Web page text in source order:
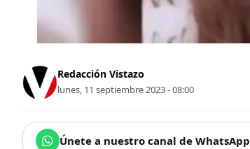
Redacción Vistazo
lunes, 11 septiembre 2023 - 08:00
Únete a nuestro canal de WhatsApp